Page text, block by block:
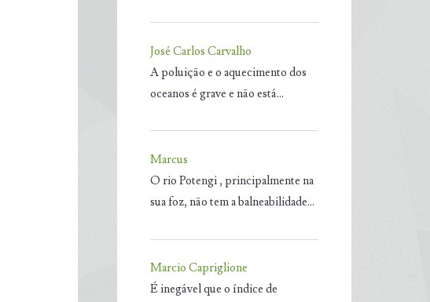
José Carlos Carvalho
A poluição e o aquecimento dos
oceanos é grave e não está…
Marcus
O rio Potengi , principalmente na
sua foz, não tem a balneabilidade…
Marcio Capriglione
É inegável que o índice de